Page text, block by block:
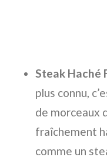
Steak Haché
plus connu,
de morceaux
fraîchement
comme un